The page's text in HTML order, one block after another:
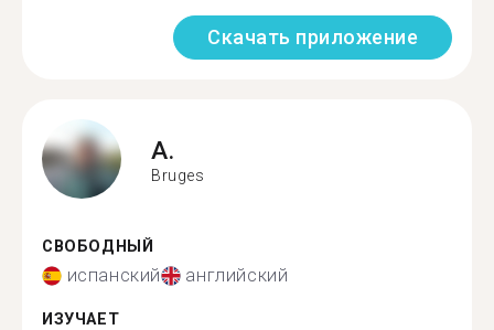
Скачать приложение
A.
Bruges
СВОБОДНЫЙ
испанский английский
ИЗУЧАЕТ